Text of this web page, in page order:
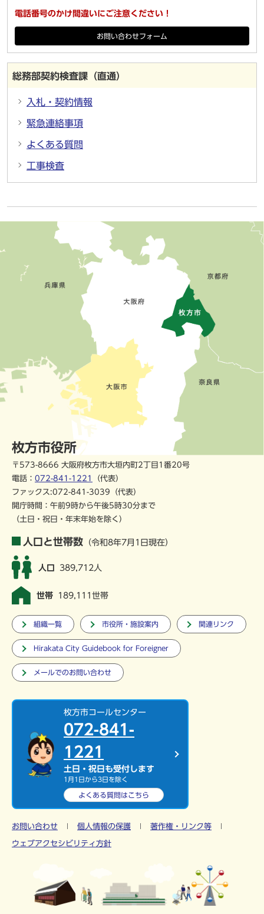
電話番号のかけ間違いにご注意ください！
お問い合わせフォーム
総務部契約検査課（直通）
入札・契約情報
緊急連絡事項
よくある質問
工事検査
枚方市役所
〒573-8666 大阪府枚方市大垣内町2丁目1番20号
電話： 072-841-1221
（代表）
ファックス:072-841-3039（代表）
開庁時間：午前9時から午後5時30分まで
（土日・祝日・年末年始を除く）
人口と世帯数 （令和8年7月1日現在）
人口 389,712人
世帯 189,111世帯
組織一覧 市役所・施設案内 関連リンク
Hirakata City Guidebook for Foreigner
メールでのお問い合わせ
枚方市コールセンター
072-841-
1221
土日・祝日も受付します
1月1日から3日を除く
よくある質問はこちら
お問い合わせ 個人情報の保護 著作権・リンク等
ウェブアクセシビリティ方針